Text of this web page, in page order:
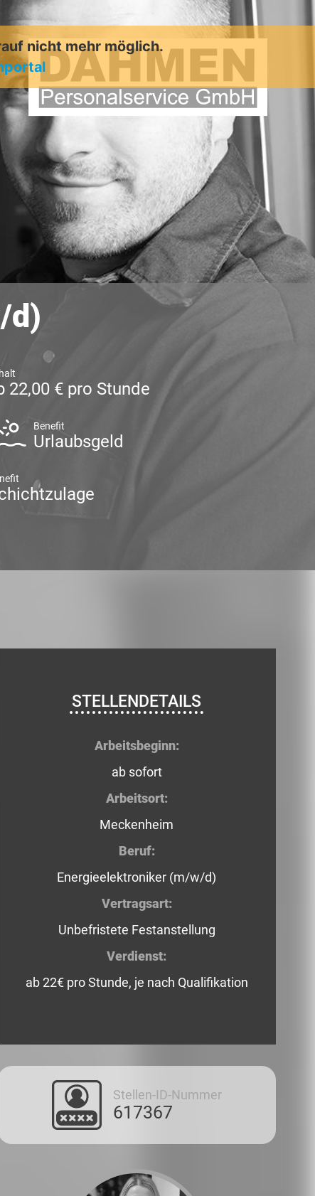
nicht mehr möglich.
d)
22,00 € pro Stunde
Benefit
Urlaubsgeld
STELLENDETAILS
Arbeitsbeginn:
ab sofort
Arbeitsort:
Meckenheim
Beruf:
Energieelektroniker (m/w/d)
Vertragsart:
Unbefristete Festanstellung
Verdienst:
ab 22€ pro Stunde, je nach Qualifikation
Stellen-ID-Nummer
617367